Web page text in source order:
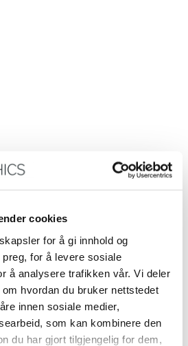
cookies
for å gi innhold og
for å levere sosiale
å analysere trafikken vår. Vi deler
hvordan du bruker nettstedet
innen sosiale medier,
som kan kombinere den
du har gjort tilgjengelig for dem,